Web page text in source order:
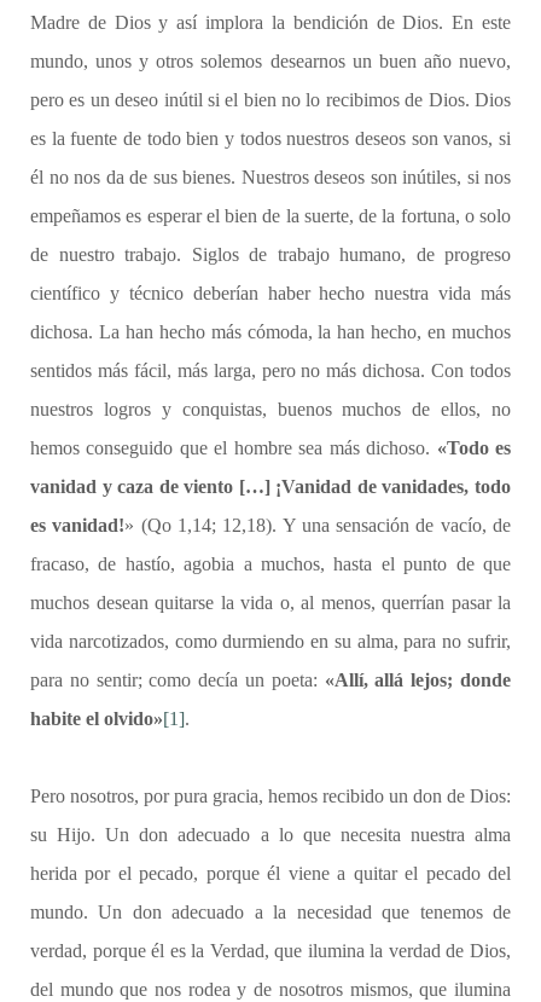
Madre de Dios y así implora la bendición de Dios. En este
mundo, unos y otros solemos desearnos un buen año nuevo,
pero es un deseo inútil si el bien no lo recibimos de Dios. Dios
es la fuente de todo bien y todos nuestros deseos son vanos, si
él no nos da de sus bienes. Nuestros deseos son inútiles, si nos
empeñamos es esperar el bien de la suerte, de la fortuna, o solo
de nuestro trabajo. Siglos de trabajo humano, de progreso
científico y técnico deberían haber hecho nuestra vida más
dichosa. La han hecho más cómoda, la han hecho, en muchos
sentidos más fácil, más larga, pero no más dichosa. Con todos
nuestros logros y conquistas, buenos muchos de ellos, no
hemos conseguido que el hombre sea más dichoso. «Todo es
vanidad y caza de viento […] ¡Vanidad de vanidades, todo
es vanidad!» (Qo 1,14; 12,18). Y una sensación de vacío, de
fracaso, de hastío, agobia a muchos, hasta el punto de que
muchos desean quitarse la vida o, al menos, querrían pasar la
vida narcotizados, como durmiendo en su alma, para no sufrir,
para no sentir; como decía un poeta: «Allí, allá lejos; donde
habite el olvido»[1].
Pero nosotros, por pura gracia, hemos recibido un don de Dios:
su Hijo. Un don adecuado a lo que necesita nuestra alma
herida por el pecado, porque él viene a quitar el pecado del
mundo. Un don adecuado a la necesidad que tenemos de
verdad, porque él es la Verdad, que ilumina la verdad de Dios,
del mundo que nos rodea y de nosotros mismos, que ilumina